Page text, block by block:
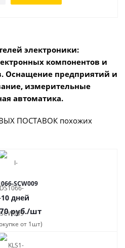
электроники:
компонентов и
Оснащение предприятий и
измерительные
автоматика.
ПОСТАВОК похожих
SCW009
дней
руб./шт
от 1шт)